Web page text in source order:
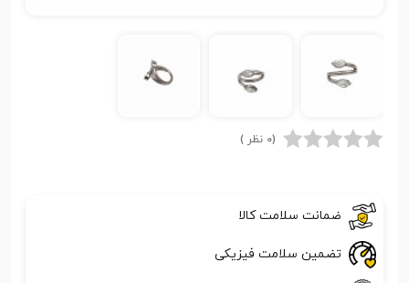
(0 نظر )
ضمانت سلامت کالا
تضمین سلامت فیزیکی